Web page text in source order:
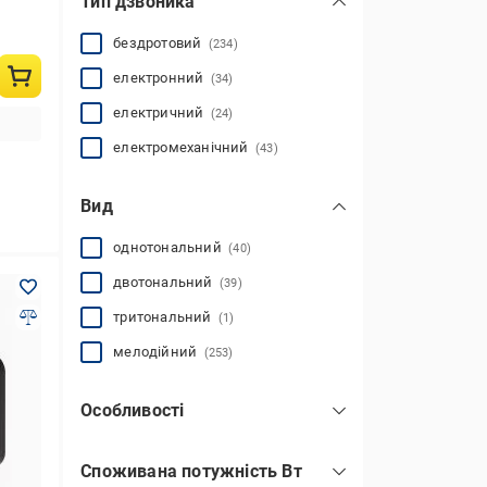
бездротовий (234)
електронний (34)
електричний (24)
електромеханічний (43)
Вид
однотональний(40)
двотональний (39)
тритональний (1)
мелодійний (253)
Особливості
із системою навчання(7)
Споживана потужність Вт